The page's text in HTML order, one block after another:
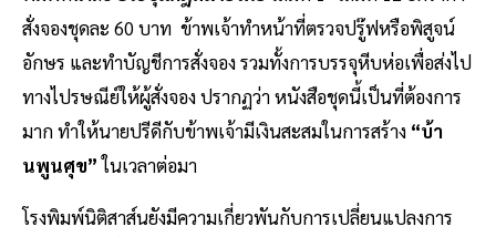
สั่งจองชุดละ 60 บาท ข้าพเจ้าทำหน้าที่ตรวจปรู๊ฟหรือพิสูจน์
อักษร และทำบัญชีการสั่งจอง รวมทั้งการบรรจุหีบห่อเพื่อส่งไป
ทางไปรษณีย์ให้ผู้สั่งจอง ปรากฏว่า หนังสือชุดนี้เป็นที่ต้องการ
มาก ทำให้นายปรีดีกับข้าพเจ้ามีเงินสะสมในการสร้าง “บ้า
นพูนศุข”ในเวลาต่อมา
โรงพิมพ์นิติสาส์นยังมีความเกี่ยวพันกับการเปลี่ยนแปลงการ